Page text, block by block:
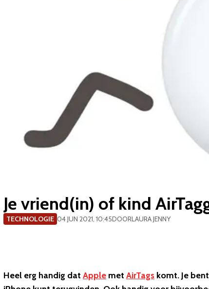
​Je vriend(in) of kind
TECHNOLOGIE 04 JUN 2021, 10:45DOORLAURA JENNY
Heel erg handig dat Apple met AirTags komt. Je